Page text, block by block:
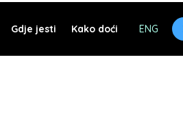
Gdje jesti Kako doći ENG